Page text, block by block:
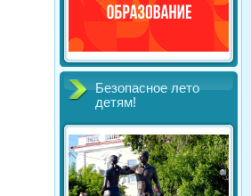
Безопасное лето
детям!